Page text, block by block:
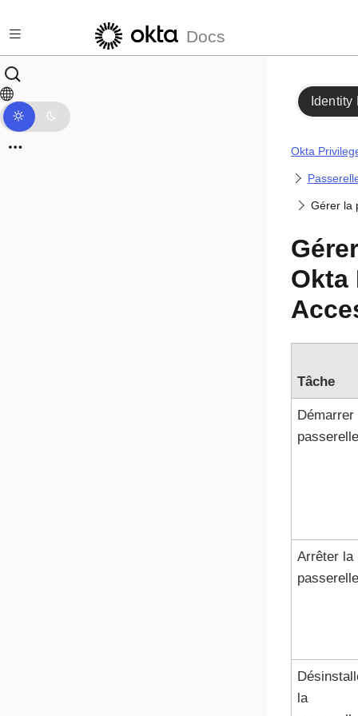
Docs
Identity
Okta
Gérer la
Okta
Tâche
Démarrer
passerelle
Arrêter la
passerelle
la